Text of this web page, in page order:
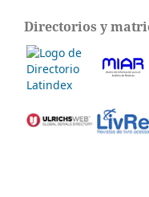
Directorios y